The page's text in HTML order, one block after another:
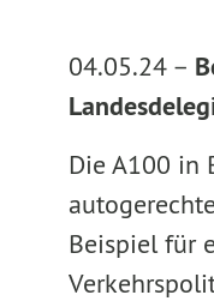
04.05.24 –
Die A100 in
Beispiel für